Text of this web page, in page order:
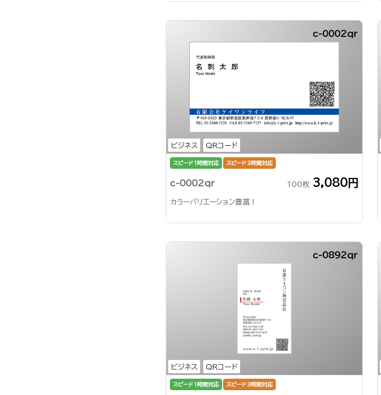
ビジネス QRコード
c-0002qr
スピード1時間対応 スピード3時間対応
c-0002qr 100枚 3,080円
カラーバリエーション豊富！
ビジネス QRコード
c-0892qr
スピード1時間対応 スピード3時間対応